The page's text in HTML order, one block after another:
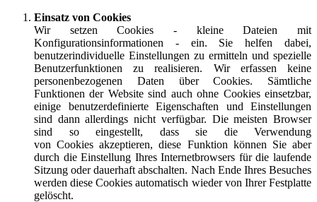
Einsatz von Cookies
Wir setzen Cookies - kleine Dateien mit
Konfigurationsinformationen - ein. Sie helfen dabei,
benutzerindividuelle Einstellungen zu ermitteln und spezielle
Benutzerfunktionen zu realisieren. Wir erfassen keine
personenbezogenen Daten über Cookies. Sämtliche
Funktionen der Website sind auch ohne Cookies einsetzbar,
einige benutzerdefinierte Eigenschaften und Einstellungen
sind dann allerdings nicht verfügbar. Die meisten Browser
sind so eingestellt, dass sie die Verwendung
vonCookies akzeptieren, diese Funktion können Sie aber
durch die Einstellung Ihres Internetbrowsers für die laufende
Sitzung oder dauerhaft abschalten. Nach Ende Ihres Besuches
werden dieseCookies automatisch wieder von Ihrer Festplatte
gelöscht.